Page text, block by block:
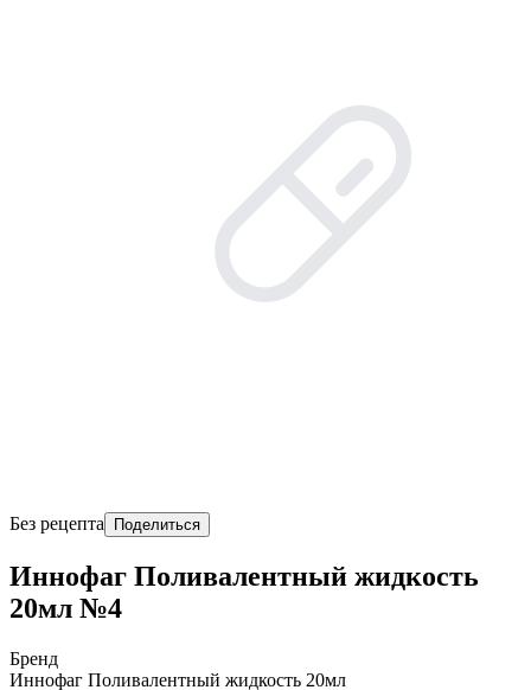
Без рецепта Поделиться
Иннофаг Поливалентный жидкость
20мл №4
Бренд
Иннофаг Поливалентный жидкость 20мл